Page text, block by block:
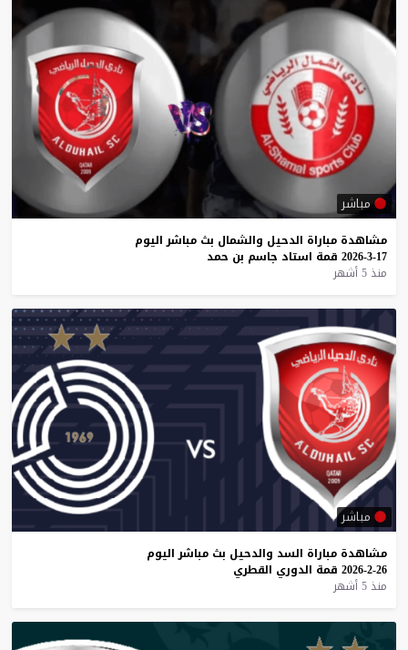
مباشر
مشاهدة مباراة الدحيل والشمال بث مباشر اليوم
17-3-2026
قمة استاد جاسم بن حمد
منذ 5 أشهر
مباشر
مشاهدة مباراة السد والدحيل بث مباشر اليوم
26-2-2026
قمة الدوري القطري
منذ 5 أشهر